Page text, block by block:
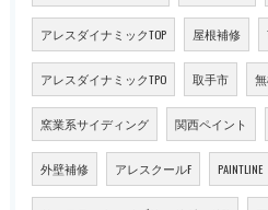
アレスダイナミックTOP 屋根補修
アレスダイナミックTPO 取手市
窯業系サイディング 関西ペイント
外壁補修 アレスクールF PAINTLINE